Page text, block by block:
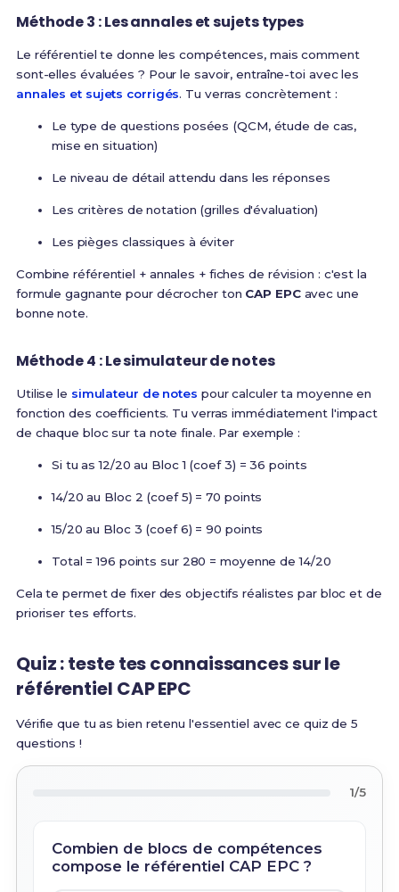
Méthode 3 : Les annales et sujets types
Le référentiel te donne les compétences, mais comment
sont-elles évaluées ? Pour le savoir, entraîne-toi avec les
annales et sujets corrigés. Tu verras concrètement :
Le type de questions posées (QCM, étude de cas,
mise en situation)
Le niveau de détail attendu dans les réponses
Les critères de notation (grilles d'évaluation)
Les pièges classiques à éviter
Combine référentiel + annales + fiches de révision : c'est la
formule gagnante pour décrocher ton CAP EPCavec une
bonne note.
Méthode 4 : Le simulateur de notes
Utilise le simulateur de notes pour calculer ta moyenne en
fonction des coefficients. Tu verras immédiatement l'impact
de chaque bloc sur ta note finale. Par exemple :
Si tu as 12/20 au Bloc 1 (coef 3) = 36 points
14/20 au Bloc 2 (coef 5) = 70 points
15/20 au Bloc 3 (coef 6) = 90 points
Total = 196 points sur 280 = moyenne de 14/20
Cela te permet de fixer des objectifs réalistes par bloc et de
prioriser tes efforts.
Quiz : teste tes connaissances sur le
référentiel CAP EPC
Vérifie que tu as bien retenu l'essentiel avec ce quiz de 5
questions !
1/5
Combien de blocs de compétences
compose le référentiel CAP EPC ?